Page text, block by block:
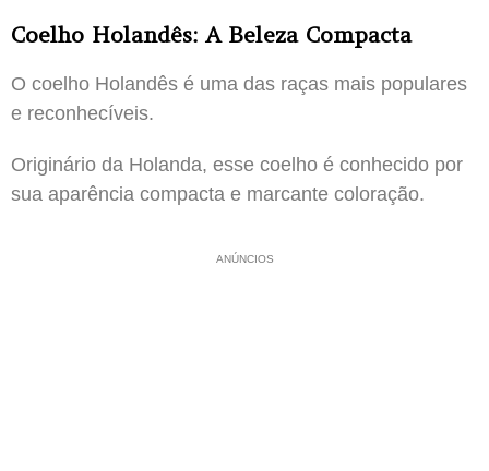
Coelho Holandês: A Beleza Compacta
O coelho Holandês é uma das raças mais populares
e reconhecíveis.
Originário da Holanda, esse coelho é conhecido por
sua aparência compacta e marcante coloração.
ANÚNCIOS